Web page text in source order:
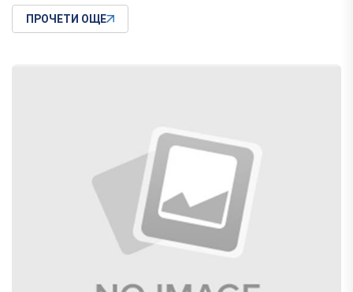
ПРОЧЕТИ ОЩЕ